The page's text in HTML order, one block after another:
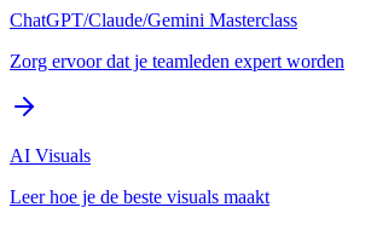
ChatGPT/Claude/Gemini Masterclass
Zorg ervoor dat je teamleden expert worden
AI Visuals
Leer hoe je de beste visuals maakt